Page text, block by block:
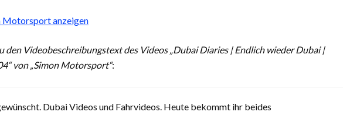
Motorsport anzeigen
den Videobeschreibungstext des Videos „Dubai Diaries | Endlich wieder Dubai |
von „Simon Motorsport“:
Dubai Videos und Fahrvideos. Heute bekommt ihr beides